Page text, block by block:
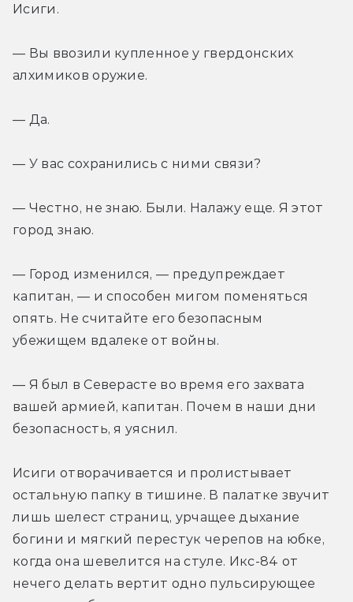
Исиги.
— Вы ввозили купленное у гвердонских
алхимиков оружие.
— Да.
— У вас сохранились с ними связи?
— Честно, не знаю. Были. Налажу еще. Я этот
город знаю.
— Город изменился, — предупреждает
капитан, — и способен мигом поменяться
опять. Не считайте его безопасным
убежищем вдалеке от войны.
— Я был в Северасте во время его захвата
вашей армией, капитан. Почем в наши дни
безопасность, я уяснил.
Исиги отворачивается и пролистывает
остальную папку в тишине. В палатке звучит
лишь шелест страниц, урчащее дыхание
богини и мягкий перестук черепов на юбке,
когда она шевелится на стуле. Икс-84 от
нечего делать вертит одно пульсирующее